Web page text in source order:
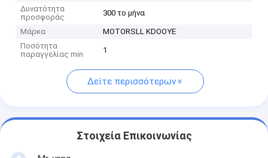
Δυνατότητα
προσφοράς
300 το μήνα
Μάρκα
MOTORSLL KDOOYE
Ποσότητα
παραγγελίας min
1
Δείτε περισσότερων
Στοιχεία Επικοινωνίας